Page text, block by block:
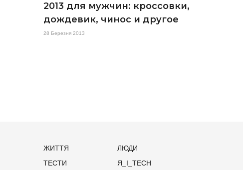
2013 для мужчин: кроссовки,
дождевик, чинос и другое
28 Березня 2013
ЖИТТЯ
ЛЮДИ
ТЕСТИ
Я_І_TECH